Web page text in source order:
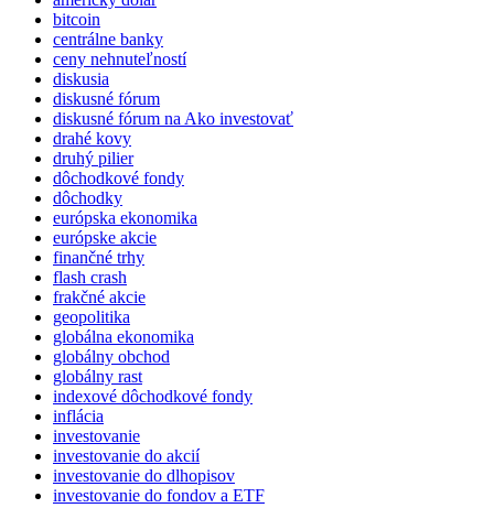
bitcoin
centrálne banky
ceny nehnuteľností
diskusia
diskusné fórum
diskusné fórum na Ako investovať
drahé kovy
druhý pilier
dôchodkové fondy
dôchodky
európska ekonomika
európske akcie
finančné trhy
flash crash
frakčné akcie
geopolitika
globálna ekonomika
globálny obchod
globálny rast
indexové dôchodkové fondy
inflácia
investovanie
investovanie do akcií
investovanie do dlhopisov
investovanie do fondov a ETF